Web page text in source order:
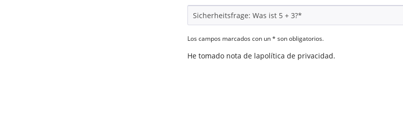
Los campos marcados con un * son obligatorios.
He tomado nota de lapolítica de privacidad.